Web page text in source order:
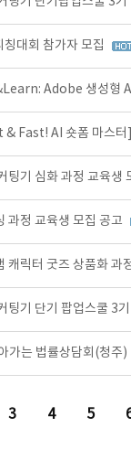
대회 참가자 모집
Adobe 생성형
Fast! AI 숏폼 마스터
기 심화 과정 교육생
과정 교육생 모집 공고
릭터 굿즈 상품화 과
기 단기 팝업스쿨 3
가는 법률상담회(청주)
3 4 5 6